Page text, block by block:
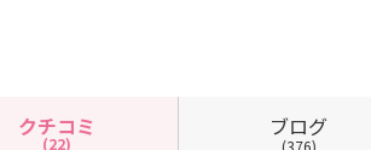
クチコミ
(22)
ブログ
(376)